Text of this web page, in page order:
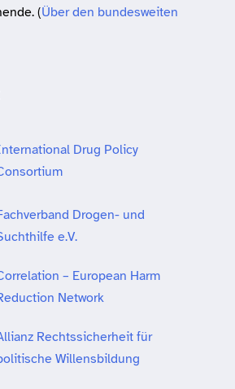
(Über den bundesweiten
Drug Policy
Drogen- und
e.V.
– European Harm
Network
Rechtssicherheit für
Willensbildung